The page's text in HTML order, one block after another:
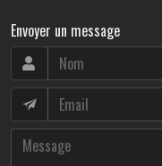
Envoyer un message